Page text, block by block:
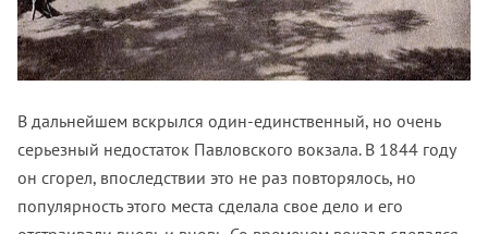
В дальнейшем вскрылся один-единственный, но очень
серьезный недостаток Павловского вокзала. В 1844 году
он сгорел, впоследствии это не раз повторялось, но
популярность этого места сделала свое дело и его